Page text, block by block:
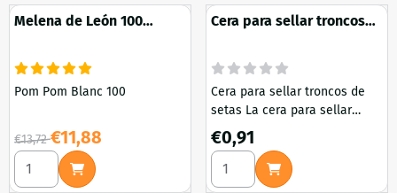
Melena de León 100
Pom Pom Blanc 100
Por 13,72 para 11,88
€13,72€11,88
Seleccionar cantidad para Melena de León 100 Clavija de
Cera para sellar troncos
Cera para sellar troncos de
setas La cera para sellar
troncos de setas es una
herramienta esencial tanto
para los cultivadores de setas
aficionados como para los
Precio: 0,91
€0,91
Seleccionar cantidad para